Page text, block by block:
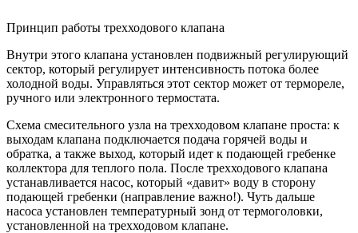
Принцип работы трехходового клапана
Внутри этого клапана установлен подвижный регулирующий
сектор, который регулирует интенсивность потока более
холодной воды. Управляться этот сектор может от термореле,
ручного или электронного термостата.
Схема смесительного узла на трехходовом клапане проста: к
выходам клапана подключается подача горячей воды и
обратка, а также выход, который идет к подающей гребенке
коллектора для теплого пола. После трехходового клапана
устанавливается насос, который «давит» воду в сторону
подающей гребенки (направление важно!). Чуть дальше
насоса установлен температурный зонд от термоголовки,
установленной на трехходовом клапане.